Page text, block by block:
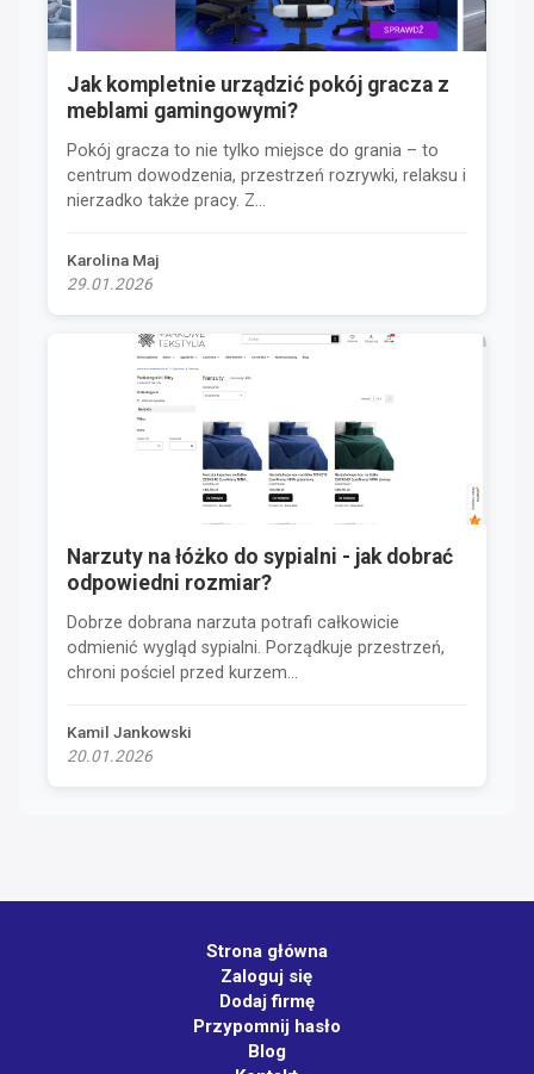
Jak kompletnie urządzić pokój gracza z
meblami gamingowymi?
Pokój gracza to nie tylko miejsce do grania – to
centrum dowodzenia, przestrzeń rozrywki, relaksu i
nierzadko także pracy. Z...
Karolina Maj
29.01.2026
Narzuty na łóżko do sypialni - jak dobrać
odpowiedni rozmiar?
Dobrze dobrana narzuta potrafi całkowicie
odmienić wygląd sypialni. Porządkuje przestrzeń,
chroni pościel przed kurzem...
Kamil Jankowski
20.01.2026
Strona główna
Zaloguj się
Dodaj firmę
Przypomnij hasło
Blog